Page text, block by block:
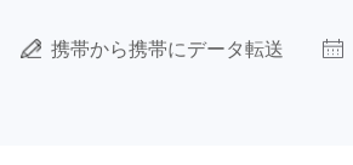
携帯から携帯にデータ転送